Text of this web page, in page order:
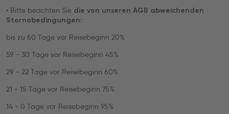
• Bitte beachten Sie die von unseren AGB abweichenden
Stornobedingungen:
bis zu 60 Tage vor Reisebeginn 20%
59 - 30 Tage vor Reisebeginn 45%
29 - 22 Tage vor Reisebeginn 60%
21 - 15 Tage vor Reisebeginn 75%
14 - 0 Tage vor Reisebeginn 95%